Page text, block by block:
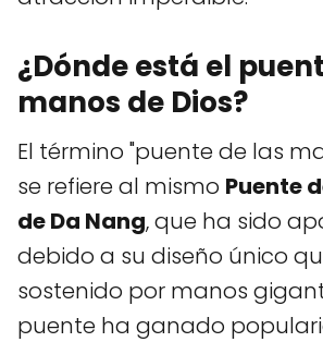
¿Dónde está el
manos de Dios?
El término "puente de las
se refiere al mismo Puente
de Da Nang, que ha sido
debido a su diseño único
sostenido por manos
puente ha ganado